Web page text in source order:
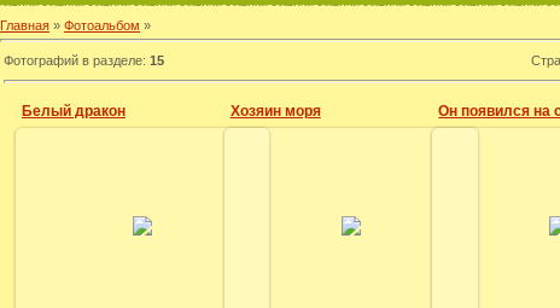
Главная » Фотоальбом »
Фотографий в разделе: 15
Белый дракон Хозяин моря